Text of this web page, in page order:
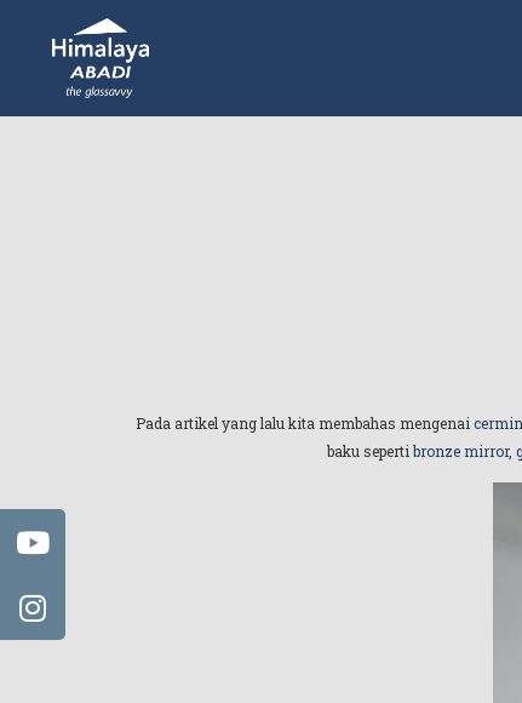
Pada artikel yang lalu kita membahas mengenai
baku seperti bronze mirror,